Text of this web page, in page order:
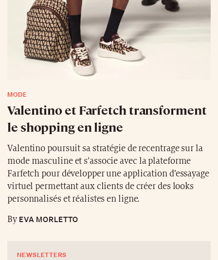
MODE
Valentino et Farfetch transforment
le shopping en ligne
Valentino poursuit sa stratégie de recentrage sur la
mode masculine et s’associe avec la plateforme
Farfetch pour développer une application d’essayage
virtuel permettant aux clients de créer des looks
personnalisés et réalistes en ligne.
ByEVA MORLETTO
NEWSLETTERS